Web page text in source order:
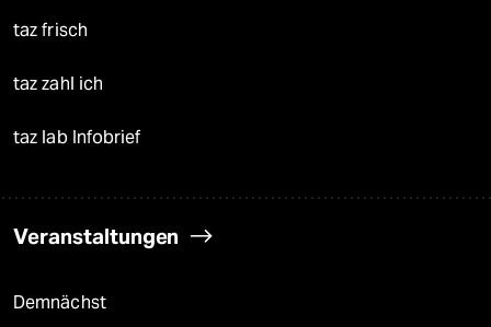
taz frisch
taz zahl ich
taz lab Infobrief
Veranstaltungen
Demnächst